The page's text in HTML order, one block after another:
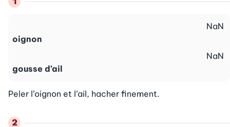
oignon
NaN
gousse d’ail
NaN
Peler l’oignon et l’ail, hacher finement.